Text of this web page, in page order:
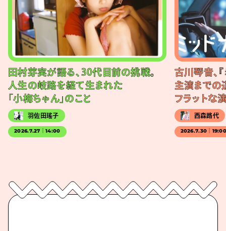
田村芽実が語る、30代目前の挑戦。
人生の岐路を経て生まれた
「小梅ちゃん」のこと
羽佐田瑤子
2026.7.27｜14:00
古川琴音、
主演までの
フラットな
西森路代
2026.7.30｜